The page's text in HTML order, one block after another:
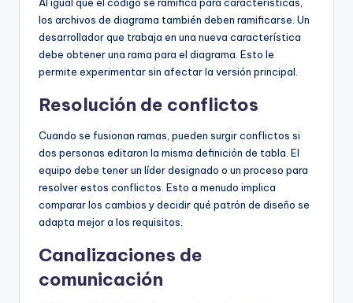
los archivos de diagrama también deben ramificarse. Un
desarrollador que trabaja en una nueva característica
debe obtener una rama para el diagrama. Esto le
permite experimentar sin afectar la versión principal.
Resolución de conflictos
Cuando se fusionan ramas, pueden surgir conflictos si
dos personas editaron la misma definición de tabla. El
equipo debe tener un líder designado o un proceso para
resolver estos conflictos. Esto a menudo implica
comparar los cambios y decidir qué patrón de diseño se
adapta mejor a los requisitos.
Canalizaciones de
comunicación